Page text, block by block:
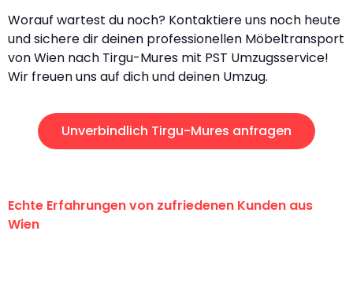
Worauf wartest du noch? Kontaktiere uns noch heute
und sichere dir deinen professionellen Möbeltransport
von Wien nach Tirgu-Mures mit PST Umzugsservice!
Wir freuen uns auf dich und deinen Umzug.
Unverbindlich Tirgu-Mures anfragen
Echte Erfahrungen von zufriedenen Kunden aus
Wien